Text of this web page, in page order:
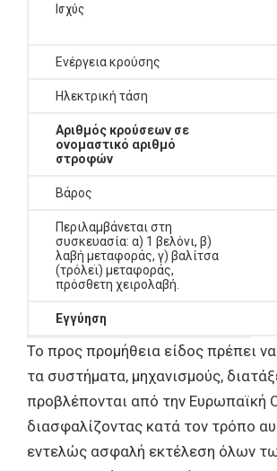
Ισχύς
Ενέργεια κρούσης
Ηλεκτρική τάση
Αριθμός κρούσεων σε
ονομαστικό αριθμό
στροφών
Βάρος
Περιλαμβάνεται στη
συσκευασία: α) 1 βελόνι, β)
λαβή μεταφοράς, γ) βαλίτσα
(τρόλεϊ) μεταφοράς,
πρόσθετη χειρολαβή.
Εγγύηση
Το προς προμήθεια είδος πρέπει
τα συστήματα, μηχανισμούς,
προβλέπονται από την Ευρωπαϊκή
διασφαλίζοντας κατά τον τρόπο
εντελώς ασφαλή εκτέλεση όλων